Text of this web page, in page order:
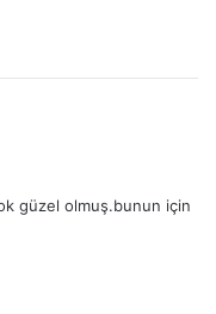
güzel olmuş.bunun için